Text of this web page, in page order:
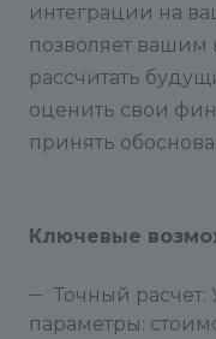
интеграции на
позволяет вашим
рассчитать
оценить свои
принять
Ключевые
Точный расчет:
параметры: